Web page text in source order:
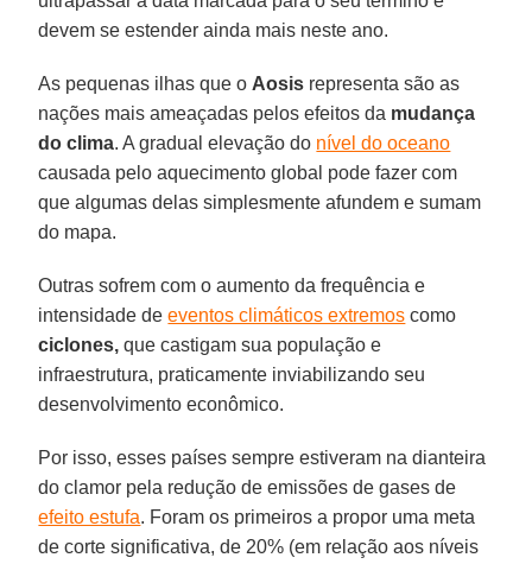
devem se estender ainda mais neste ano.
As pequenas ilhas que o Aosis representa são as
nações mais ameaçadas pelos efeitos da mudança
do clima. A gradual elevação do nível do oceano
causada pelo aquecimento global pode fazer com
que algumas delas simplesmente afundem e sumam
do mapa.
Outras sofrem com o aumento da frequência e
intensidade deeventos climáticos extremos como
ciclones, que castigam sua população e
infraestrutura, praticamente inviabilizando seu
desenvolvimento econômico.
Por isso, esses países sempre estiveram na dianteira
do clamor pela redução de emissões de gases de
efeito estufa. Foram os primeiros a propor uma meta
de corte significativa, de 20% (em relação aos níveis